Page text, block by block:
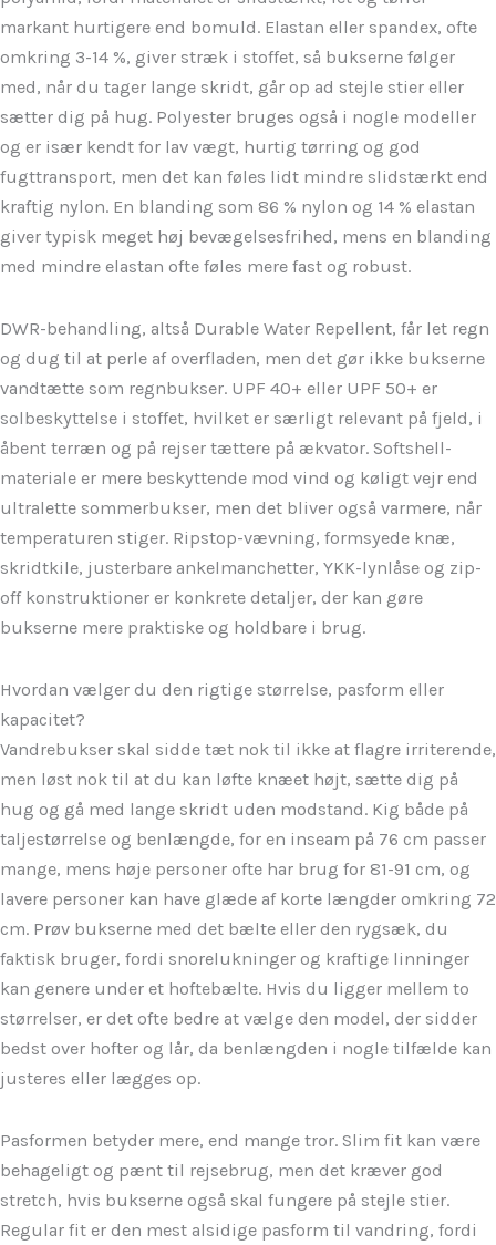
markant hurtigere end bomuld. Elastan eller spandex, ofte
omkring 3-14 %, giver stræk i stoffet, så bukserne følger
med, når du tager lange skridt, går op ad stejle stier eller
sætter dig på hug. Polyester bruges også i nogle modeller
og er især kendt for lav vægt, hurtig tørring og god
fugttransport, men det kan føles lidt mindre slidstærkt end
kraftig nylon. En blanding som 86 % nylon og 14 % elastan
giver typisk meget høj bevægelsesfrihed, mens en blanding
med mindre elastan ofte føles mere fast og robust.
DWR-behandling, altså Durable Water Repellent, får let regn
og dug til at perle af overfladen, men det gør ikke bukserne
vandtætte som regnbukser. UPF 40+ eller UPF 50+ er
solbeskyttelse i stoffet, hvilket er særligt relevant på fjeld, i
åbent terræn og på rejser tættere på ækvator. Softshell-
materiale er mere beskyttende mod vind og køligt vejr end
ultralette sommerbukser, men det bliver også varmere, når
temperaturen stiger. Ripstop-vævning, formsyede knæ,
skridtkile, justerbare ankelmanchetter, YKK-lynlåse og zip-
off konstruktioner er konkrete detaljer, der kan gøre
bukserne mere praktiske og holdbare i brug.
Hvordan vælger du den rigtige størrelse, pasform eller
kapacitet?
Vandrebukser skal sidde tæt nok til ikke at flagre irriterende,
men løst nok til at du kan løfte knæet højt, sætte dig på
hug og gå med lange skridt uden modstand. Kig både på
taljestørrelse og benlængde, for en inseam på 76 cm passer
mange, mens høje personer ofte har brug for 81-91 cm, og
lavere personer kan have glæde af korte længder omkring 72
cm. Prøv bukserne med det bælte eller den rygsæk, du
faktisk bruger, fordi snorelukninger og kraftige linninger
kan genere under et hoftebælte. Hvis du ligger mellem to
størrelser, er det ofte bedre at vælge den model, der sidder
bedst over hofter og lår, da benlængden i nogle tilfælde kan
justeres eller lægges op.
Pasformen betyder mere, end mange tror. Slim fit kan være
behageligt og pænt til rejsebrug, men det kræver god
stretch, hvis bukserne også skal fungere på stejle stier.
Regular fit er den mest alsidige pasform til vandring, fordi